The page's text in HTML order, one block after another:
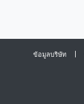
ข้อมูลบริษัท